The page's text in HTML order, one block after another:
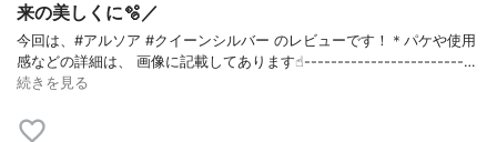
来の美しくに🫧／
今回は、#アルソア #クイーンシルバー のレビューです！＊パケや使用
感などの詳細は、 画像に記載してあります☝︎------------------------…
続きを見る